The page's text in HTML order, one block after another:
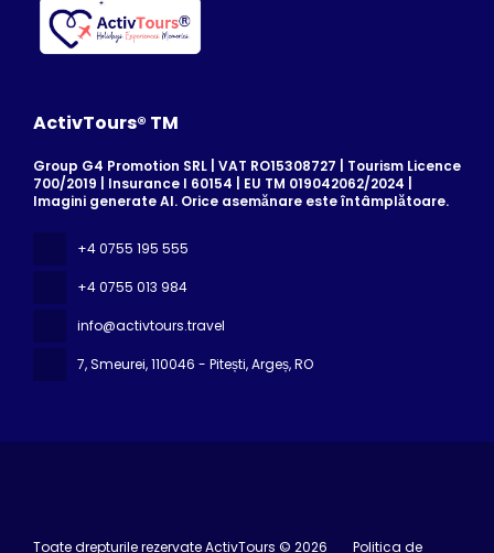
ActivTours® TM
Group G4 Promotion SRL | VAT RO15308727 | Tourism Licence
700/2019 | Insurance I 60154 | EU TM 019042062/2024 |
Imagini generate AI. Orice asemănare este întâmplătoare.
+4 0755 195 555
+4 0755 013 984
info@activtours.travel
7, Smeurei, 110046 - Pitești, Argeș, RO
Toate drepturile rezervate ActivTours © 2026 Politica de